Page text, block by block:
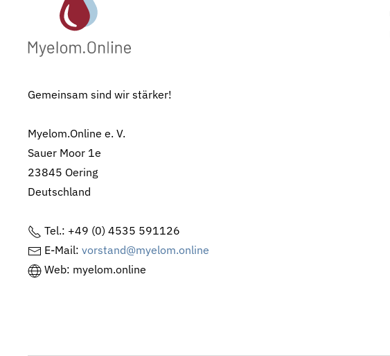
Gemeinsam sind wir stärker!
Myelom.Online e. V.
Sauer Moor 1e
23845 Oering
Deutschland
Tel.: +49 (0) 4535 591126
E-Mail: vorstand@myelom.online
Web: myelom.online